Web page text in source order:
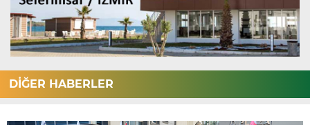
DİĞER HABERLER